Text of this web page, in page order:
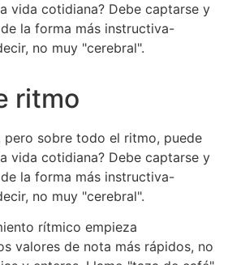
vida cotidiana? Debe captarse y
la forma más instructiva-
no muy "cerebral".
ritmo
pero sobre todo el ritmo, puede
vida cotidiana? Debe captarse y
la forma más instructiva-
no muy "cerebral".
rítmico empieza
valores de nota más rápidos, no